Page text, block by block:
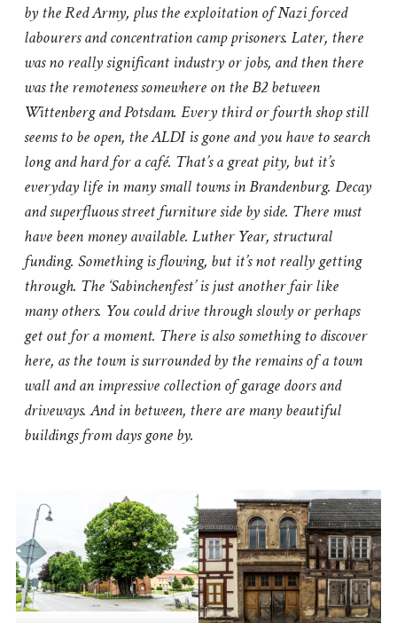
by the Red Army, plus the exploitation of Nazi forced
labourers and concentration camp prisoners. Later, there
was no really significant industry or jobs, and then there
was the remoteness somewhere on the B2 between
Wittenberg and Potsdam. Every third or fourth shop still
seems to be open, the ALDI is gone and you have to search
long and hard for a café. That’s a great pity, but it’s
everyday life in many small towns in Brandenburg. Decay
and superfluous street furniture side by side. There must
have been money available. Luther Year, structural
funding. Something is flowing, but it’s not really getting
through. The ‘Sabinchenfest’ is just another fair like
many others. You could drive through slowly or perhaps
get out for a moment. There is also something to discover
here, as the town is surrounded by the remains of a town
wall and an impressive collection of garage doors and
driveways. And in between, there are many beautiful
buildings from days gone by.